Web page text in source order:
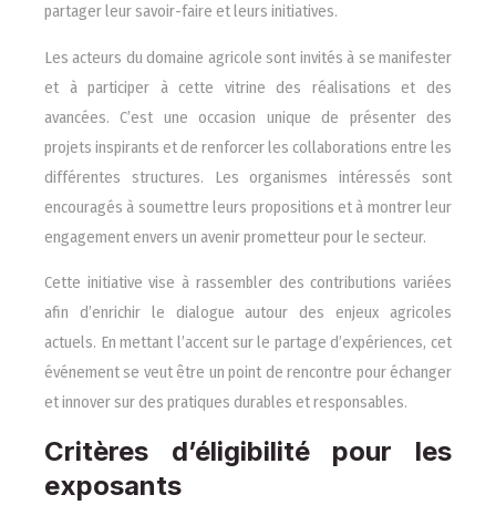
partager leur savoir-faire et leurs initiatives.
Les acteurs du domaine agricole sont invités à se manifester
et à participer à cette vitrine des réalisations et des
avancées. C’est une occasion unique de présenter des
projets inspirants et de renforcer les collaborations entre les
différentes structures. Les organismes intéressés sont
encouragés à soumettre leurs propositions et à montrer leur
engagement envers un avenir prometteur pour le secteur.
Cette initiative vise à rassembler des contributions variées
afin d’enrichir le dialogue autour des enjeux agricoles
actuels. En mettant l’accent sur le partage d’expériences, cet
événement se veut être un point de rencontre pour échanger
et innover sur des pratiques durables et responsables.
Critères d’éligibilité pour les
exposants